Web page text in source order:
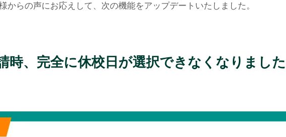
からの声にお応えして、次の機能をアップデートいたしました。
時、完全に休校日が選択できなくなりまし